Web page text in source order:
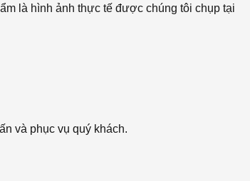
là hình ảnh thực tế được chúng tôi chụp tại
và phục vụ quý khách.